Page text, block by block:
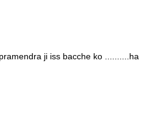
ji iss bacche ko ..........ha